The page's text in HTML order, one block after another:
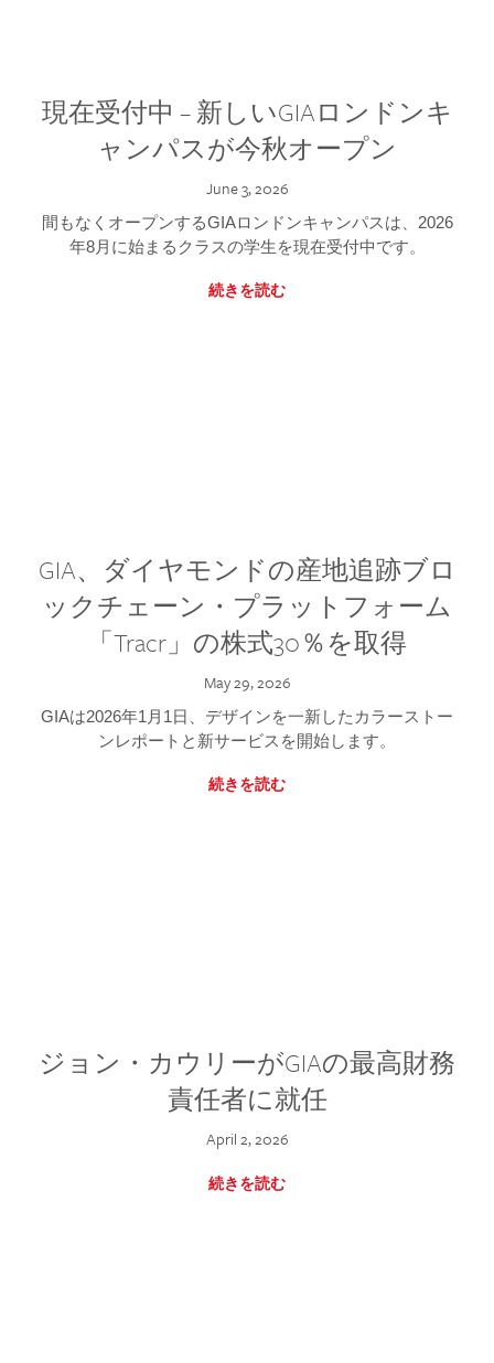
現在受付中 – 新しいGIAロンドンキ
ャンパスが今秋オープン
June 3, 2026
間もなくオープンするGIAロンドンキャンパスは、2026
年8月に始まるクラスの学生を現在受付中です。
続きを読む
GIA、ダイヤモンドの産地追跡ブロ
ックチェーン・プラットフォーム
「Tracr」の株式30％を取得
May 29, 2026
GIAは2026年1月1日、デザインを一新したカラーストー
ンレポートと新サービスを開始します。
続きを読む
ジョン・カウリーがGIAの最高財務
責任者に就任
April 2, 2026
続きを読む